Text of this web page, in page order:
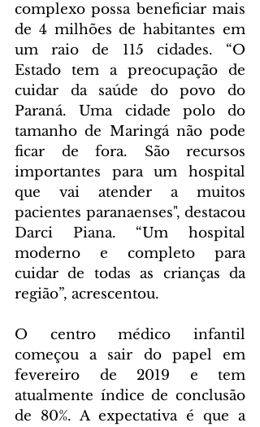
complexo possa beneficiar mais
de 4 milhões de habitantes em
um raio de 115 cidades. “O
Estado tem a preocupação de
cuidar da saúde do povo do
Paraná. Uma cidade polo do
tamanho de Maringá não pode
ficar de fora. São recursos
importantes para um hospital
que vai atender a muitos
pacientes paranaenses", destacou
Darci Piana. “Um hospital
moderno e completo para
cuidar de todas as crianças da
região”, acrescentou.
O centro médico infantil
começou a sair do papel em
fevereiro de 2019 e tem
atualmente índice de conclusão
de 80%. A expectativa é que a